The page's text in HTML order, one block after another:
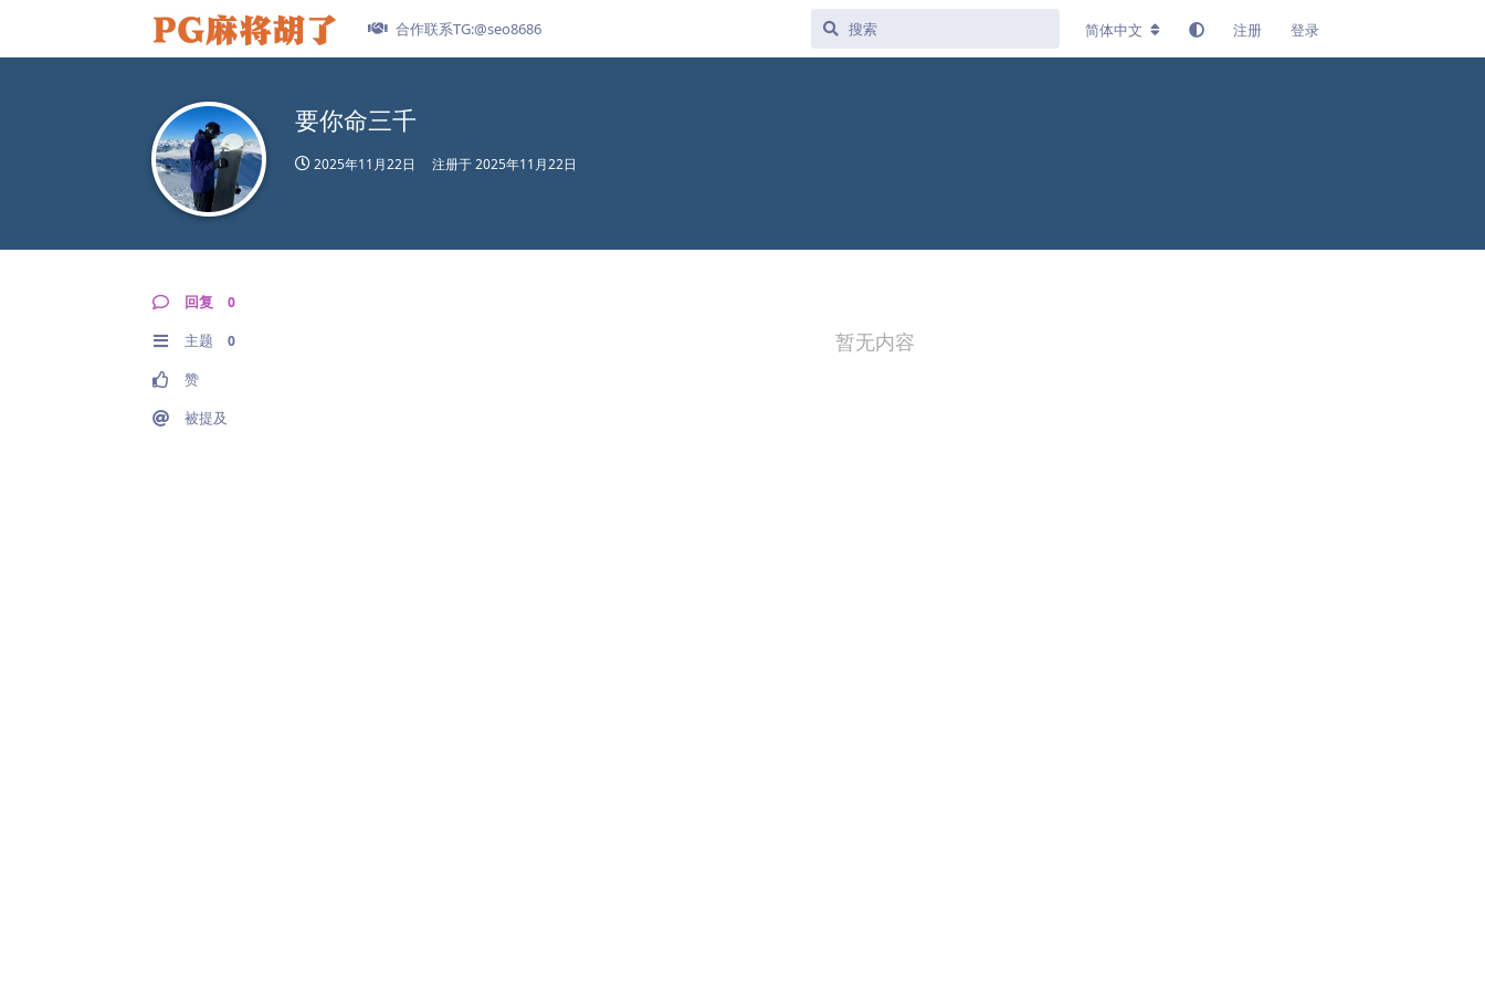
合作联系TG:@seo8686 简体中文 注册 登录
要你命三千
2025年11月22日 注册于2025年11月22日
回复 0
主题 0
赞
被提及
暂无内容